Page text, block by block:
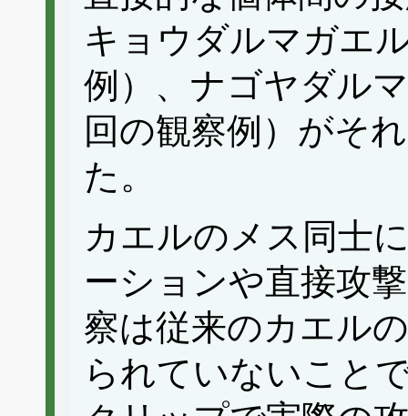
キョウダルマガエ
例）、ナゴヤダル
回の観察例）がそ
た。
カエルのメス同士
ーションや直接攻
察は従来のカエル
られていないこと